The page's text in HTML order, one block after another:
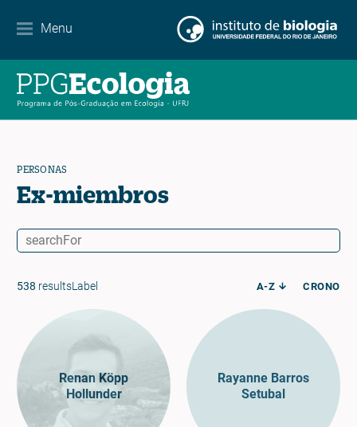
Menu
Contacto
PERSONAS
Ex-miembros
538 resultsLabel A-Z CRONO
Renan Köpp
Hollunder
Rayanne Barros
Setubal